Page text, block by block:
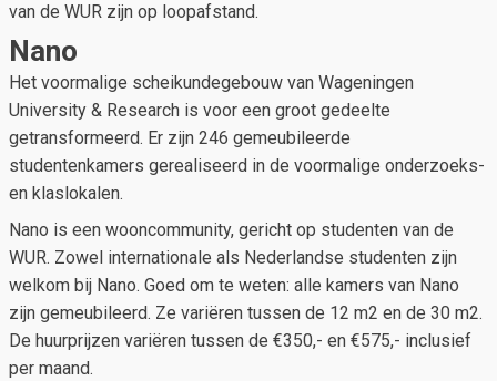
van de WUR zijn op loopafstand.
Nano
Het voormalige scheikundegebouw van Wageningen
University & Research is voor een groot gedeelte
getransformeerd. Er zijn 246 gemeubileerde
studentenkamers gerealiseerd in de voormalige onderzoeks-
en klaslokalen.
Nano is een wooncommunity, gericht op studenten van de
WUR. Zowel internationale als Nederlandse studenten zijn
welkom bij Nano. Goed om te weten: alle kamers van Nano
zijn gemeubileerd. Ze variëren tussen de 12 m2 en de 30 m2.
De huurprijzen variëren tussen de €350,- en €575,- inclusief
per maand.